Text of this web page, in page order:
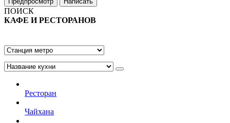
ПОИСК
КАФЕ И РЕСТОРАНОВ
Ресторан
Чайхана